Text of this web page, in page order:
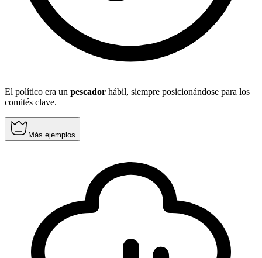
El político era un pescador hábil, siempre posicionándose para los
comités clave.
Más ejemplos